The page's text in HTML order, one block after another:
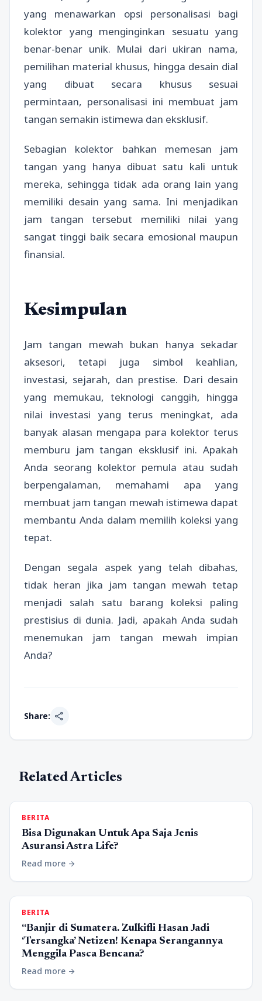
yang menawarkan opsi personalisasi bagi
kolektor yang menginginkan sesuatu yang
benar-benar unik. Mulai dari ukiran nama,
pemilihan material khusus, hingga desain dial
yang dibuat secara khusus sesuai
permintaan, personalisasi ini membuat jam
tangan semakin istimewa dan eksklusif.
Sebagian kolektor bahkan memesan jam
tangan yang hanya dibuat satu kali untuk
mereka, sehingga tidak ada orang lain yang
memiliki desain yang sama. Ini menjadikan
jam tangan tersebut memiliki nilai yang
sangat tinggi baik secara emosional maupun
finansial.
Kesimpulan
Jam tangan mewah bukan hanya sekadar
aksesori, tetapi juga simbol keahlian,
investasi, sejarah, dan prestise. Dari desain
yang memukau, teknologi canggih, hingga
nilai investasi yang terus meningkat, ada
banyak alasan mengapa para kolektor terus
memburu jam tangan eksklusif ini. Apakah
Anda seorang kolektor pemula atau sudah
berpengalaman, memahami apa yang
membuat jam tangan mewah istimewa dapat
membantu Anda dalam memilih koleksi yang
tepat.
Dengan segala aspek yang telah dibahas,
tidak heran jika jam tangan mewah tetap
menjadi salah satu barang koleksi paling
prestisius di dunia. Jadi, apakah Anda sudah
menemukan jam tangan mewah impian
Anda?
Share: share
Related Articles
BERITA
Bisa Digunakan Untuk Apa Saja Jenis
Asuransi Astra Life?
Read more arrow_forward
BERITA
“Banjir di Sumatera. Zulkifli Hasan Jadi
‘Tersangka’ Netizen! Kenapa Serangannya
Menggila Pasca Bencana?
Read more arrow_forward